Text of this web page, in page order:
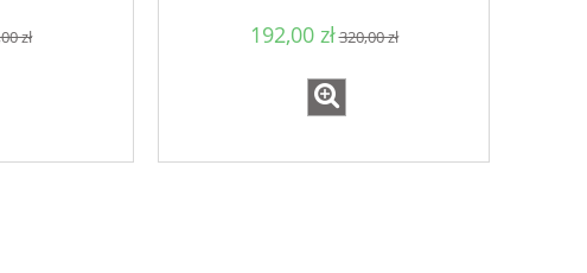
zł 192,00 zł320,00 zł